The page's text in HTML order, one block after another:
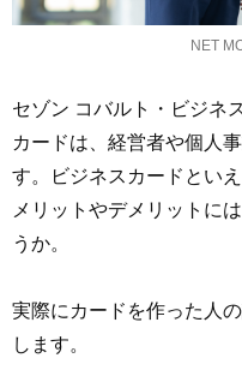
NET
セゾン コバルト・ビジネ
カードは、経営者や個人
す。ビジネスカードとい
メリットやデメリットに
うか。
実際にカードを作った人
します。